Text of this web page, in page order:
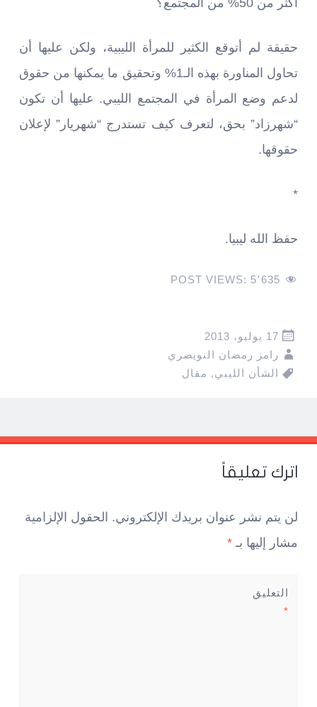
حقيقة لم أتوقع الكثير للمرأة الليبية، ولكن عليها أن
تحاول المناورة بهذه الـ1% وتحقيق ما يمكنها من حقوق
لدعم وضع المرأة في المجتمع الليبي. عليها أن تكون
“شهرزاد” بحق، لتعرف كيف تستدرج “شهريار” لإعلان
حقوقها.
*
حفظ الله ليبيا.
POST VIEWS: 5٬635
17 يوليو، 2013
رامز رمضان النويصري
الشأن الليبي, مقال
Post
navigation
←
→
اترك تعليقاً
لن يتم نشر عنوان بريدك الإلكتروني. الحقول الإلزامية
مشار إليها بـ *
التعليق
*